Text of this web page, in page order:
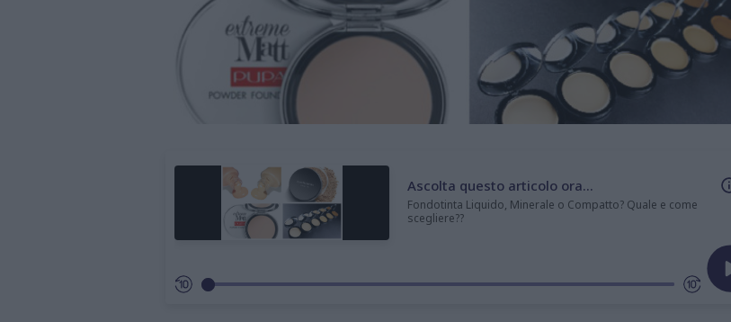
Ascolta questo articolo ora...
Fondotinta Liquido, Minerale o Compatto? Quale e come
scegliere??